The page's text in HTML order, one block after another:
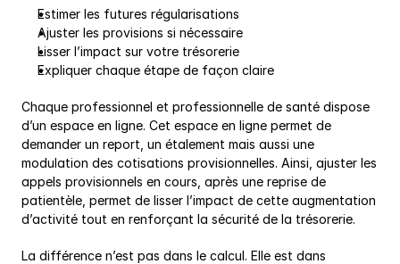
Estimer les futures régularisations
Ajuster les provisions si nécessaire
Lisser l’impact sur votre trésorerie
Expliquer chaque étape de façon claire
Chaque professionnel et professionnelle de santé dispose
d’un espace en ligne. Cet espace en ligne permet de
demander un report, un étalement mais aussi une
modulation des cotisations provisionnelles. Ainsi, ajuster les
appels provisionnels en cours, après une reprise de
patientèle, permet de lisser l’impact de cette augmentation
d’activité tout en renforçant la sécurité de la trésorerie.
La différence n’est pas dans le calcul. Elle est dans